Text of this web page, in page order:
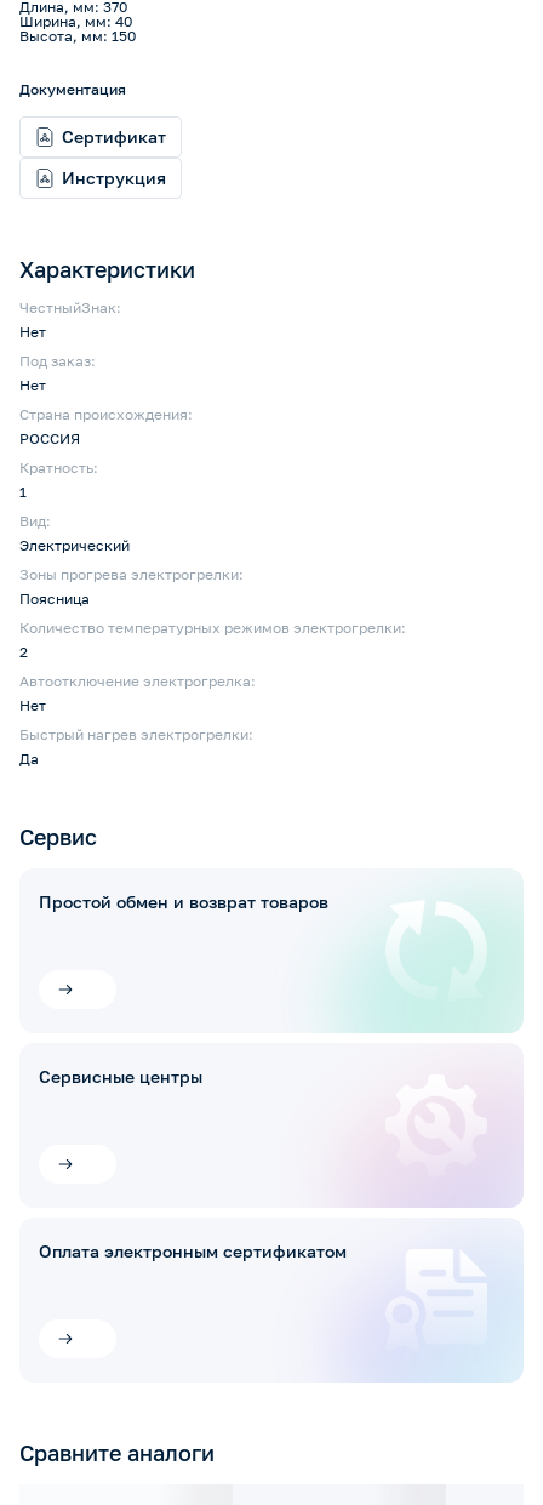
Характеристики
ЧестныйЗнак:
Нет
Под заказ:
Нет
Страна происхождения:
РОССИЯ
Кратность:
1
Вид:
Электрический
Зоны прогрева электрогрелки:
Поясница
Количество температурных режимов электрогрелки:
2
Автоотключение электрогрелка:
Нет
Быстрый нагрев электрогрелки:
Да
Длина, мм: 370
Ширина, мм: 40
Высота, мм: 150
Документация
Сертификат
Инструкция
Сервис
Простой обмен и возврат товаров
Сервисные центры
Оплата электронным сертификатом
Сравните аналоги